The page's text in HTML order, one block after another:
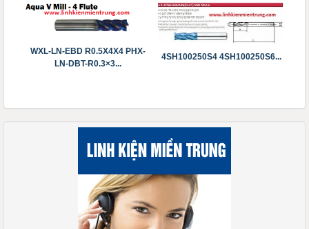
WXL-LN-EBD R0.5X4X4 PHX-
LN-DBT-R0.3×3...
4SH100250S4 4SH100250S6...